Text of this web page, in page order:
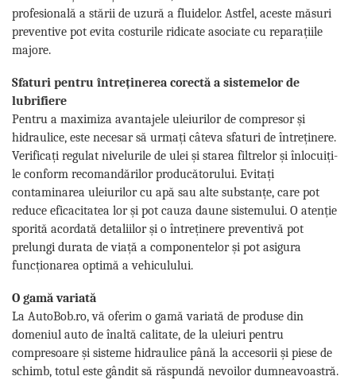
profesională a stării de uzură a fluidelor. Astfel, aceste măsuri
preventive pot evita costurile ridicate asociate cu reparațiile
majore.
Sfaturi pentru întreținerea corectă a sistemelor de
lubrifiere
Pentru a maximiza avantajele uleiurilor de compresor și
hidraulice, este necesar să urmați câteva sfaturi de întreținere.
Verificați regulat nivelurile de ulei și starea filtrelor și înlocuiți-
le conform recomandărilor producătorului. Evitați
contaminarea uleiurilor cu apă sau alte substanțe, care pot
reduce eficacitatea lor și pot cauza daune sistemului. O atenție
sporită acordată detaliilor și o întreținere preventivă pot
prelungi durata de viață a componentelor și pot asigura
funcționarea optimă a vehiculului.
O gamă variată
La AutoBob.ro, vă oferim o gamă variată de produse din
domeniul auto de înaltă calitate, de la uleiuri pentru
compresoare și sisteme hidraulice până la accesorii și piese de
schimb, totul este gândit să răspundă nevoilor dumneavoastră.